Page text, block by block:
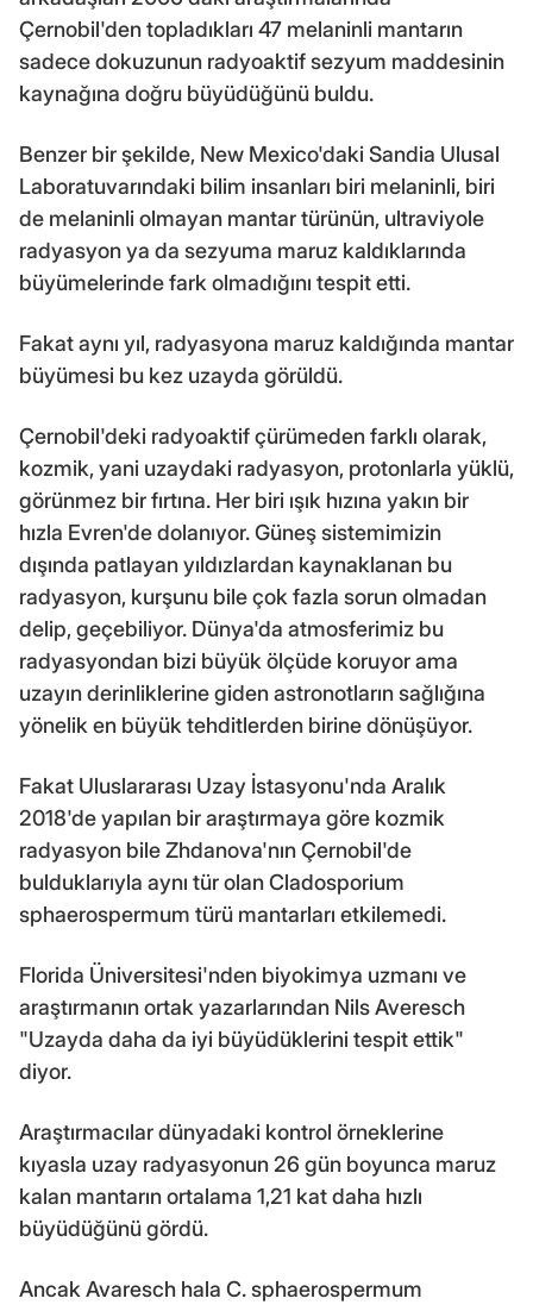
Çernobil'den topladıkları 47 melaninli mantarın
sadece dokuzunun radyoaktif sezyum maddesinin
kaynağına doğru büyüdüğünü buldu.
Benzer bir şekilde, New Mexico'daki Sandia Ulusal
Laboratuvarındaki bilim insanları biri melaninli, biri
de melaninli olmayan mantar türünün, ultraviyole
radyasyon ya da sezyuma maruz kaldıklarında
büyümelerinde fark olmadığını tespit etti.
Fakat aynı yıl, radyasyona maruz kaldığında mantar
büyümesi bu kez uzayda görüldü.
Çernobil'deki radyoaktif çürümeden farklı olarak,
kozmik, yani uzaydaki radyasyon, protonlarla yüklü,
görünmez bir fırtına. Her biri ışık hızına yakın bir
hızla Evren'de dolanıyor. Güneş sistemimizin
dışında patlayan yıldızlardan kaynaklanan bu
radyasyon, kurşunu bile çok fazla sorun olmadan
delip, geçebiliyor. Dünya'da atmosferimiz bu
radyasyondan bizi büyük ölçüde koruyor ama
uzayın derinliklerine giden astronotların sağlığına
yönelik en büyük tehditlerden birine dönüşüyor.
Fakat Uluslararası Uzay İstasyonu'nda Aralık
2018'de yapılan bir araştırmaya göre kozmik
radyasyon bile Zhdanova'nın Çernobil'de
bulduklarıyla aynı tür olan Cladosporium
sphaerospermum türü mantarları etkilemedi.
Florida Üniversitesi'nden biyokimya uzmanı ve
araştırmanın ortak yazarlarından Nils Averesch
"Uzayda daha da iyi büyüdüklerini tespit ettik"
diyor.
Araştırmacılar dünyadaki kontrol örneklerine
kıyasla uzay radyasyonun 26 gün boyunca maruz
kalan mantarın ortalama 1,21 kat daha hızlı
büyüdüğünü gördü.
Ancak Avaresch hala C. sphaerospermum